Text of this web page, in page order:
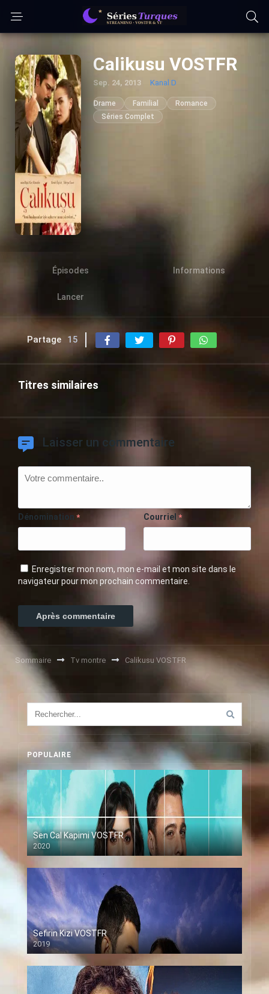
Calikusu VOSTFR
Sep. 24, 2013 Kanal D
Drame Familial
Romance
Séries Complet
Épisodes Informations
Lancer
Partage 15
Titres similaires
Laisser un commentaire
Dénomination * Courriel *
Enregistrer mon nom, mon e-mail et mon site dans le
navigateur pour mon prochain commentaire.
Sommaire Tv montre Calikusu VOSTFR
POPULAIRE
Sen Cal Kapimi VOSTFR
2020
Sefirin Kizi VOSTFR
2019